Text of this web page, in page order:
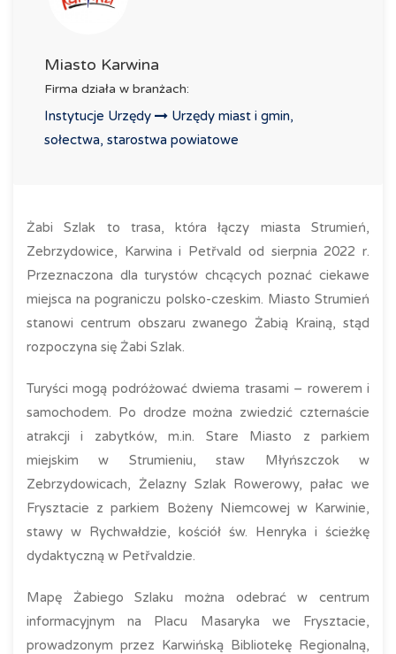
Miasto Karwina
Firma działa w branżach:
Instytucje Urzędy
Urzędy miast i gmin,
sołectwa, starostwa powiatowe
Żabi Szlak to trasa, która łączy miasta Strumień,
Zebrzydowice, Karwina i Petřvald od sierpnia 2022 r.
Przeznaczona dla turystów chcących poznać ciekawe
miejsca na pograniczu polsko-czeskim. Miasto Strumień
stanowi centrum obszaru zwanego Żabią Krainą, stąd
rozpoczyna się Żabi Szlak.
Turyści mogą podróżować dwiema trasami – rowerem i
samochodem. Po drodze można zwiedzić czternaście
atrakcji i zabytków, m.in. Stare Miasto z parkiem
miejskim w Strumieniu, staw Młyńszczok w
Zebrzydowicach, Żelazny Szlak Rowerowy, pałac we
Frysztacie z parkiem Bożeny Niemcowej w Karwinie,
stawy w Rychwałdzie, kościół św. Henryka i ścieżkę
dydaktyczną w Petřvaldzie.
Mapę Żabiego Szlaku można odebrać w centrum
informacyjnym na Placu Masaryka we Frysztacie,
prowadzonym przez Karwińską Bibliotekę Regionalną,